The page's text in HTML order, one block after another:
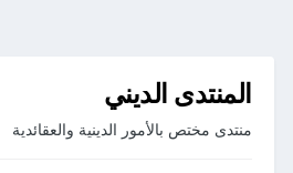
المنتدى الديني
منتدى مختص بالأمور الدينية والعقائدية